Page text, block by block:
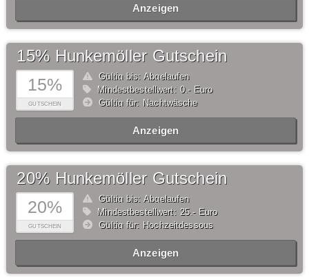
Anzeigen
15%
GUTSCHEIN
15% Hunkemöller Gutschein
Gültig bis: Abgelaufen
Mindestbestellwert: 0,- Euro
Gültig für: Nachtwäsche
Anzeigen
20%
GUTSCHEIN
20% Hunkemöller Gutschein
Gültig bis: Abgelaufen
Mindestbestellwert: 25,- Euro
Gültig für: Hochzeitdessous
Anzeigen